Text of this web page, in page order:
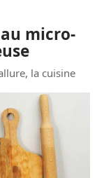
micro-
la cuisine